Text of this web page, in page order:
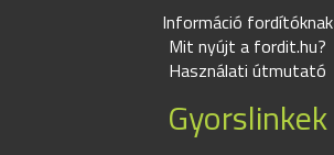
Információ fordítóknak
Mit nyújt a fordit.hu?
Használati útmutató
Gyorslinkek